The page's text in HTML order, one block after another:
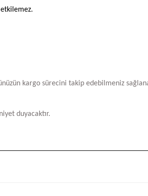
kargo sürecini takip edebilmeniz
duyacaktır.